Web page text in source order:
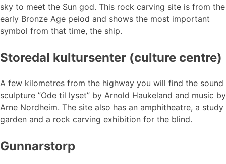
sky to meet the Sun god. This rock carving site is from the
early Bronze Age peiod and shows the most important
symbol from that time, the ship.
Storedal kultursenter (culture centre)
A few kilometres from the highway you will find the sound
sculpture ”Ode til lyset” by Arnold Haukeland and music by
Arne Nordheim. The site also has an amphitheatre, a study
garden and a rock carving exhibition for the blind.
Gunnarstorp